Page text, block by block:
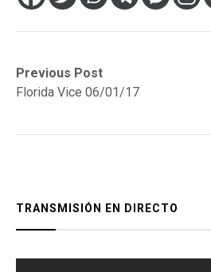
Navegación
de
Previous Post
Previous
post:Florida Vice 06/01/17
Next
post:
TRANSMISIÓN EN DIRECTO